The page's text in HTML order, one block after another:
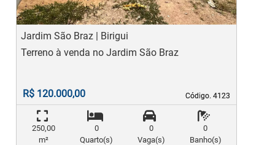
Jardim São Braz | Birigui
Código. 4123
Código. 4123
Terreno à venda no Jardim São Braz
R$ 120.000,00
250,00
m²
0
Quarto(s)
0
Vaga(s)
0
Banho(s)